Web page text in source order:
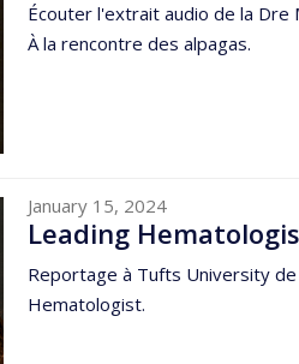
Écouter l'extrait audio de la Dre
À la rencontre des alpagas.
January 15, 2024
Leading
Reportage à Tufts University
Hematologist.